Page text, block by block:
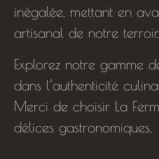
inégalée, mettant en
artisanal de notre terroir.
Explorez notre gamme
dans l’authenticité
Merci de choisir La
délices gastronomiques.